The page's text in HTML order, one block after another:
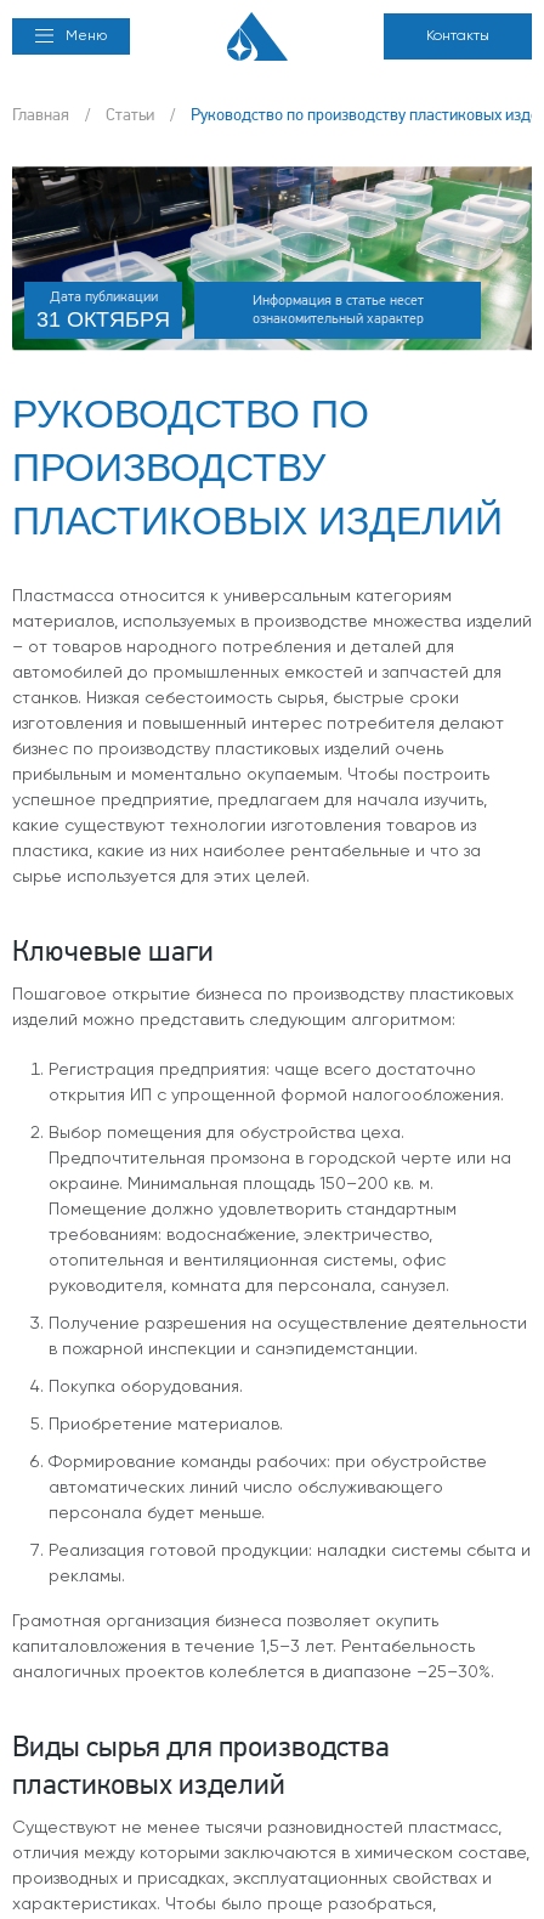
Меню Контакты
Главная / Статьи / Руководство по производству пластиковых
Дата публикации
31 ОКТЯБРЯ
Информация в статье несет
ознакомительный характер
РУКОВОДСТВО ПО
ПРОИЗВОДСТВУ
ПЛАСТИКОВЫХ ИЗДЕЛИЙ
Пластмасса относится к универсальным категориям
материалов, используемых в производстве множества изделий
– от товаров народного потребления и деталей для
автомобилей до промышленных емкостей и запчастей для
станков. Низкая себестоимость сырья, быстрые сроки
изготовления и повышенный интерес потребителя делают
бизнес по производству пластиковых изделий очень
прибыльным и моментально окупаемым. Чтобы построить
успешное предприятие, предлагаем для начала изучить,
какие существуют технологии изготовления товаров из
пластика, какие из них наиболее рентабельные и что за
сырье используется для этих целей.
Ключевые шаги
Пошаговое открытие бизнеса по производству пластиковых
изделий можно представить следующим алгоритмом:
Регистрация предприятия: чаще всего достаточно
открытия ИП с упрощенной формой налогообложения.
Выбор помещения для обустройства цеха.
Предпочтительная промзона в городской черте или на
окраине. Минимальная площадь 150–200 кв. м.
Помещение должно удовлетворить стандартным
требованиям: водоснабжение, электричество,
отопительная и вентиляционная системы, офис
руководителя, комната для персонала, санузел.
Получение разрешения на осуществление деятельности
в пожарной инспекции и санэпидемстанции.
Покупка оборудования.
Приобретение материалов.
Формирование команды рабочих: при обустройстве
автоматических линий число обслуживающего
персонала будет меньше.
Реализация готовой продукции: наладки системы сбыта и
рекламы.
Грамотная организация бизнеса позволяет окупить
капиталовложения в течение 1,5–3 лет. Рентабельность
аналогичных проектов колеблется в диапазоне –25–30%.
Виды сырья для производства
пластиковых изделий
Существуют не менее тысячи разновидностей пластмасс,
отличия между которыми заключаются в химическом составе,
производных и присадках, эксплуатационных свойствах и
характеристиках. Чтобы было проще разобраться,